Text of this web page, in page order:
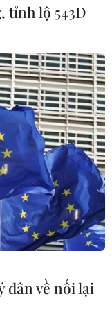
tỉnh lộ 543D
dân về nối lại